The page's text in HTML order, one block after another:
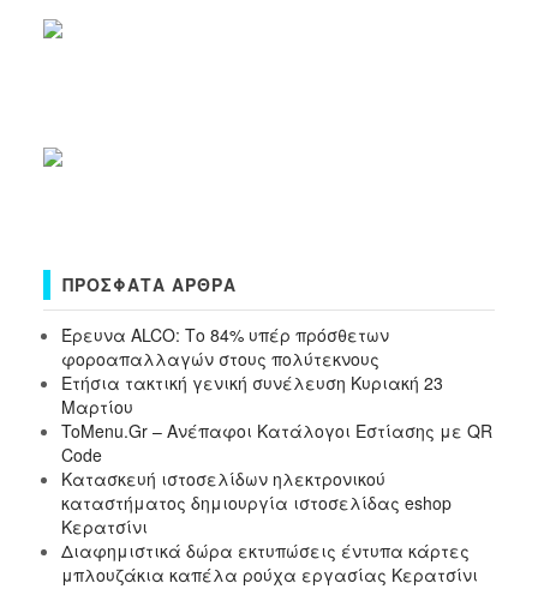
ΠΡΌΣΦΑΤΑ ΆΡΘΡΑ
Έρευνα ALCO: Το 84% υπέρ πρόσθετων
φοροαπαλλαγών στους πολύτεκνους
Ετήσια τακτική γενική συνέλευση Κυριακή 23
Μαρτίου
ToMenu.Gr – Ανέπαφοι Κατάλογοι Εστίασης με QR
Code
Κατασκευή ιστοσελίδων ηλεκτρονικού
καταστήματος δημιουργία ιστοσελίδας eshop
Κερατσίνι
Διαφημιστικά δώρα εκτυπώσεις έντυπα κάρτες
μπλουζάκια καπέλα ρούχα εργασίας Κερατσίνι